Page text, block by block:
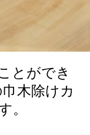
とができ
木除けカ
。